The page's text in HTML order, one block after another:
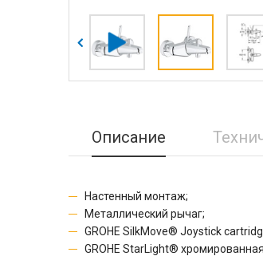
Описание
Настенный монтаж;
Металлический рычаг;
GROHE SilkMove® Joystick
GROHE StarLight®